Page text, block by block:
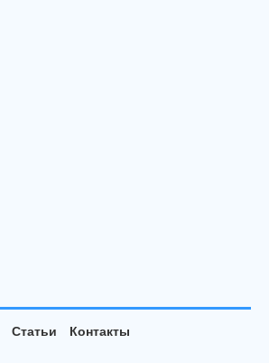
Статьи
Контакты